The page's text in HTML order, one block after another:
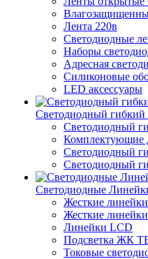
Лента 220в
Светодиодные
Наборы
Адресная
Силиконовые
LED аксессуары
Светодиодный гибкий
Светодиодный
Комплектующие
Светодиодный
Светодиодный
Светодиодные
Жесткие линейки
Жесткие
Линейки LCD
Подсветка ЖК
Токовые